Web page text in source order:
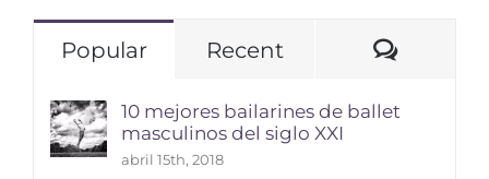
Popular Recent
10 mejores bailarines de ballet
masculinos del siglo XXI
abril 15th, 2018